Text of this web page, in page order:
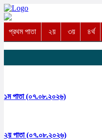
প্রথম পাতা ২য় ৩য় ৪র্থ
১ম পাতা (০৭.০৮.২০২৬)
২য় পাতা (০৭.০৮.২০২৬)